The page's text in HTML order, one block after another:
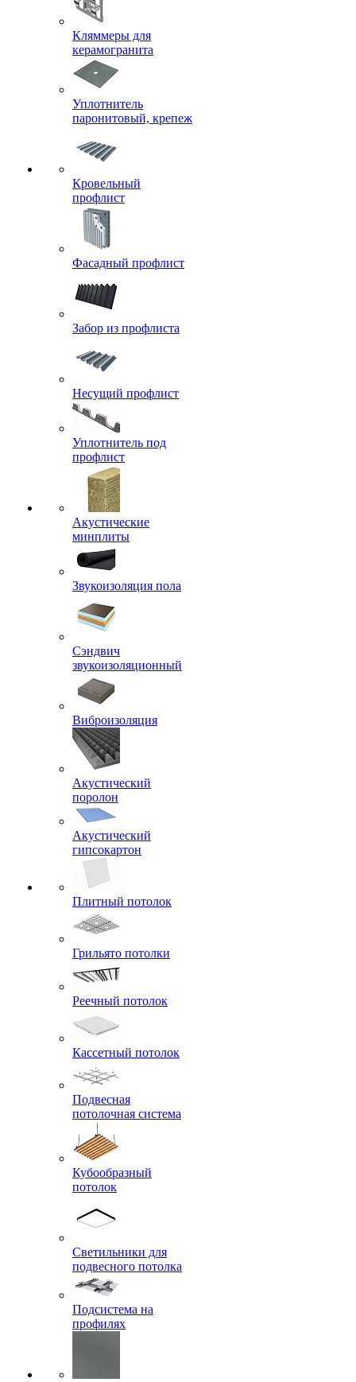
Кляммеры для
керамогранита
Уплотнитель
паронитовый, крепеж
Кровельный
профлист
Фасадный профлист
Забор из профлиста
Несущий профлист
Уплотнитель под
профлист
Акустические
минплиты
Звукоизоляция пола
Сэндвич
звукоизоляционный
Виброизоляция
Акустический
поролон
Акустический
гипсокартон
Плитный потолок
Грильято потолки
Реечный потолок
Кассетный потолок
Подвесная
потолочная система
Кубообразный
потолок
Светильники для
подвесного потолка
Подсистема на
профилях